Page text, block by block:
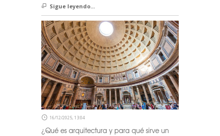
Sigue leyendo...
16/12/2025, 13:04
¿Qué es arquitectura y para qué sirve un